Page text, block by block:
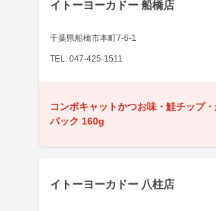
イトーヨーカドー 船橋店
千葉県船橋市本町7-6-1
TEL: 047-425-1511
コンボキャットかつお味・鮭チップ
パック 160g
イトーヨーカドー 八柱店